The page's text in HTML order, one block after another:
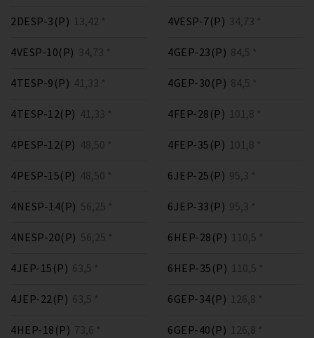
2DESP-3(P) 13,42 * 4VESP-7(P) 34,73 *
4VESP-10(P) 34,73 *
4TESP-9(P) 41,33 *
4TESP-12(P) 41,33 *
4PESP-12(P) 48,50 *
4PESP-15(P) 48,50 *
4NESP-14(P) 56,25 *
4NESP-20(P) 56,25 *
4JEP-15(P) 63,5 *
4JEP-22(P) 63,5 *
4HEP-18(P) 73,6 *
4GEP-23(P) 84,5 *
4GEP-30(P) 84,5 *
4FEP-28(P) 101,8 *
4FEP-35(P) 101,8 *
6JEP-25(P) 95,3 *
6JEP-33(P) 95,3 *
6HEP-28(P) 110,5 *
6HEP-35(P) 110,5 *
6GEP-34(P) 126,8 *
6GEP-40(P) 126,8 *